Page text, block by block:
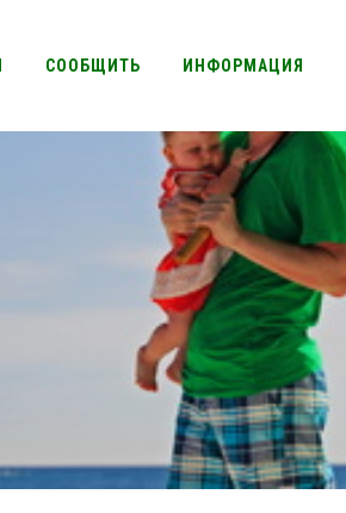
СООБЩИТЬ ИНФОРМАЦИЯ